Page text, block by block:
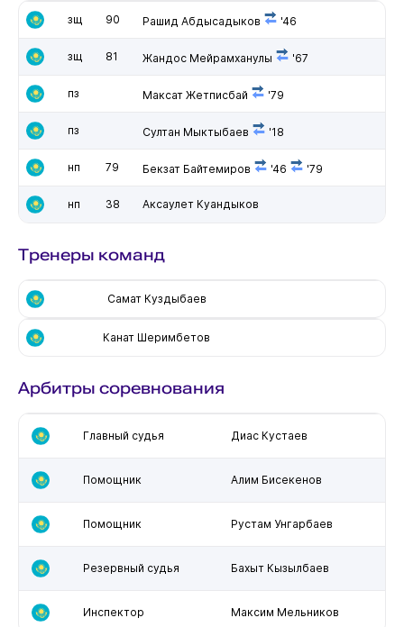
зщ 90 Рашид Абдысадыков '46
зщ 81 Жандос Мейрамханулы '67
пз Максат Жетписбай '79
пз Султан Мыктыбаев '18
нп 79 Бекзат Байтемиров '46 '79
нп 38 Аксаулет Куандыков
Тренеры команд
Самат Куздыбаев
Канат Шеримбетов
Арбитры соревнования
Главный судья Диас Кустаев
Помощник Алим Бисекенов
Помощник Рустам Унгарбаев
Резервный судья Бахыт Кызылбаев
Инспектор Максим Мельников